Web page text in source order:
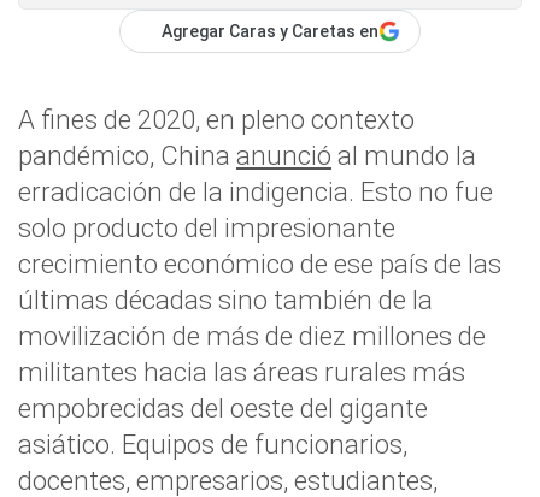
Agregar Caras y Caretas en
A fines de 2020, en pleno contexto
pandémico, China anunció al mundo la
erradicación de la indigencia. Esto no fue
solo producto del impresionante
crecimiento económico de ese país de las
últimas décadas sino también de la
movilización de más de diez millones de
militantes hacia las áreas rurales más
empobrecidas del oeste del gigante
asiático. Equipos de funcionarios,
docentes, empresarios, estudiantes,